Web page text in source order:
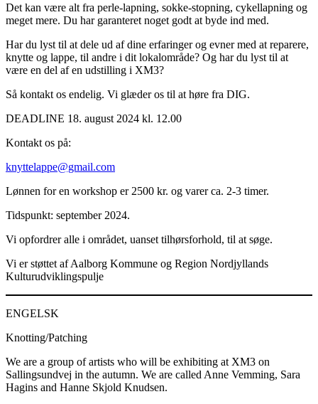
Det kan være alt fra perle-lapning, sokke-stopning, cykellapning og
meget mere. Du har garanteret noget godt at byde ind med.
Har du lyst til at dele ud af dine erfaringer og evner med at reparere,
knytte og lappe, til andre i dit lokalområde? Og har du lyst til at
være en del af en udstilling i XM3?
Så kontakt os endelig. Vi glæder os til at høre fra DIG.
DEADLINE 18. august 2024 kl. 12.00
Kontakt os på:
knyttelappe@gmail.com
Lønnen for en workshop er 2500 kr. og varer ca. 2-3 timer.
Tidspunkt: september 2024.
Vi opfordrer alle i området, uanset tilhørsforhold, til at søge.
Vi er støttet af Aalborg Kommune og Region Nordjyllands
Kulturudviklingspulje
ENGELSK
Knotting/Patching
We are a group of artists who will be exhibiting at XM3 on
Sallingsundvej in the autumn. We are called Anne Vemming, Sara
Hagins and Hanne Skjold Knudsen.